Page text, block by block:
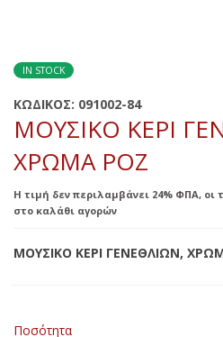
IN STOCK
ΚΩΔΙΚΟΣ: 091002-84
ΜΟΥΣΙΚΟ ΚΕΡΙ
ΧΡΩΜΑ ΡΟΖ
Η τιμή δεν περιλαμβάνει 24% ΦΠΑ, οι
στο καλάθι αγορών
ΜΟΥΣΙΚΟ ΚΕΡΙ ΓΕΝΕΘΛΙΩΝ,
Ποσότητα